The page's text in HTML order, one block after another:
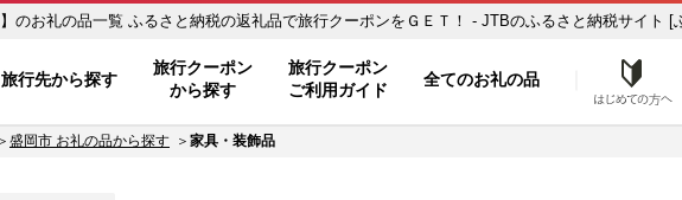
岩手県盛岡市【家具・装飾品】のお礼の品一覧 ふるさと納税の返礼品で旅行クーポンをＧＥＴ！ - JTBのふるさと納税サイ
旅行先から探す
旅行クーポン
から探す
旅行クーポン
ご利用ガイド
全てのお礼の品
盛岡市 お礼の品から探す 家具・装飾品